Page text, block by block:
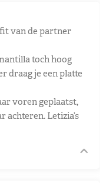
van de partner
toch hoog
draag je een platte
voren geplaatst,
achteren. Letizia’s